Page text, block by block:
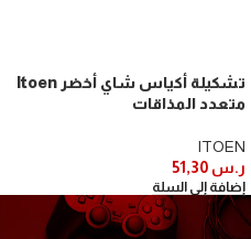
تشكيلة أكياس شاي أخضر Itoen
متعدد المذاقات
ITOEN
ر.س
إضافة إلى السلة